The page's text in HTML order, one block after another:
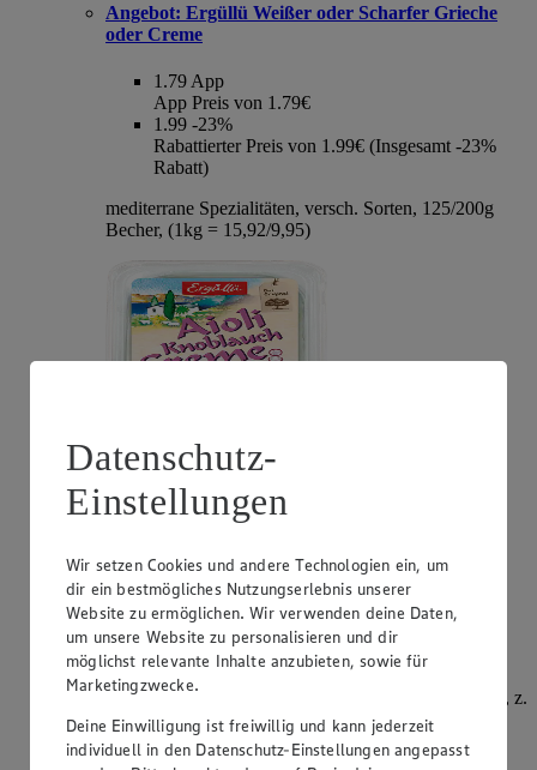
Angebot: Ergüllü Weißer oder Scharfer Grieche
oder Creme
1.79 App
App Preis von 1.79€
1.99 -23%
Rabattierter Preis von 1.99€ (Insgesamt -23%
Rabatt)
mediterrane Spezialitäten, versch. Sorten, 125/200g
Becher, (1kg = 15,92/9,95)
Philadelphia
0.99App
App Preis von 0.99€
1.11 -51%
Rabattierter Preis von 1.11€ (Insgesamt -51%
Rabatt)
Frischkäsezubereitung, versch. Sorten und Fettstufen, z.
B.: Original 195g, Becher, (1kg = 5,69)
Datenschutz-
Einstellungen
Wir setzen Cookies und andere Technologien ein, um
dir ein bestmögliches Nutzungserlebnis unserer
Website zu ermöglichen. Wir verwenden deine Daten,
um unsere Website zu personalisieren und dir
möglichst relevante Inhalte anzubieten, sowie für
Marketingzwecke.
Deine Einwilligung ist freiwillig und kann jederzeit
individuell in den Datenschutz-Einstellungen angepasst